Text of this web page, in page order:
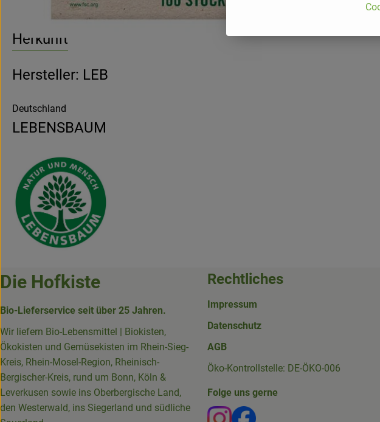
Herkunft
Hersteller: LEB
Deutschland
LEBENSBAUM
Die Hofkiste
Bio-Lieferservice seit über 25 Jahren.
Wir liefern Bio-Lebensmittel | Biokisten,
Ökokisten und Gemüsekisten im Rhein-Sieg-
Kreis, Rhein-Mosel-Region, Rheinisch-
Bergischer-Kreis, rund um Bonn, Köln &
Leverkusen sowie ins Oberbergische Land,
den Westerwald, ins Siegerland und südliche
Rechtliches
Impressum
Datenschutz
AGB
Öko-Kontrollstelle: DE-ÖKO-006
Folge uns gerne
Externer Link zu https://
Externer Link zu https://